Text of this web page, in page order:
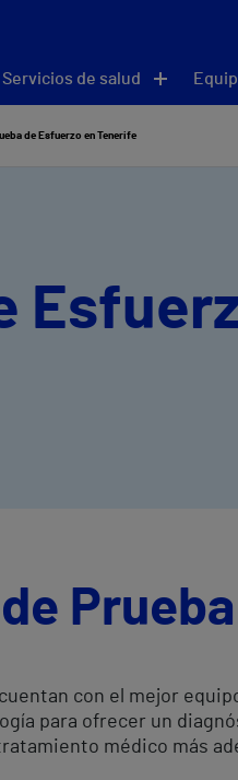
Servicios de salud
de Esfuerzo en Tenerife
con el mejor
para ofrecer un
médico más